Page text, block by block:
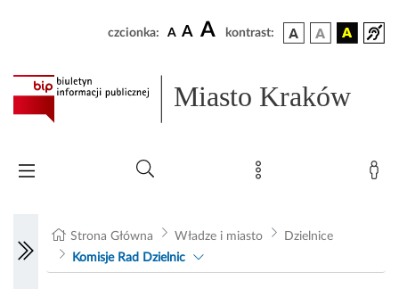
czcionka: A A A kontrast:
Miasto Kraków
Strona Główna Władze i miasto
Dzielnice
Komisje Rad Dzielnic